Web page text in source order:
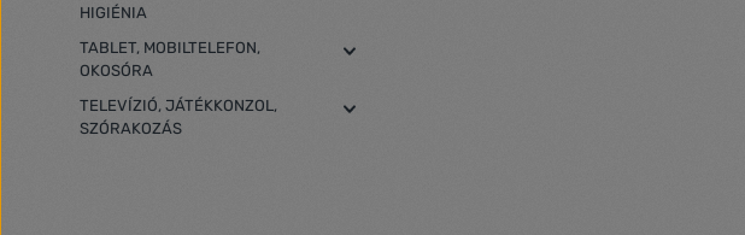
HIGIÉNIA
TABLET, MOBILTELEFON,
OKOSÓRA
TELEVÍZIÓ, JÁTÉKKONZOL,
SZÓRAKOZÁS